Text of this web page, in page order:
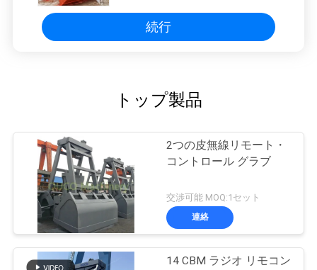
続行
トップ製品
2つの皮無線リモート・
コントロール グラブ
交渉可能 MOQ:1セット
連絡
14 CBM ラジオ リモコン